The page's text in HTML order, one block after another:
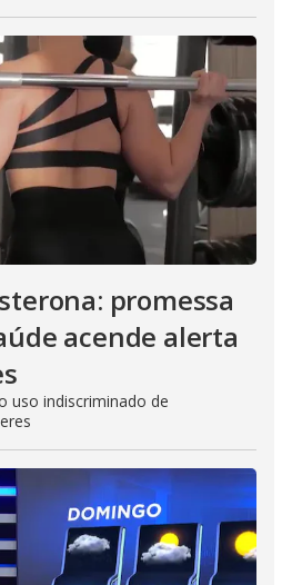
promessa
acende alerta
uso indiscriminado de